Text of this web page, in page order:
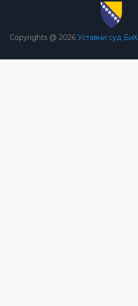
Copyrights @ 2026 Уставни суд БиХ